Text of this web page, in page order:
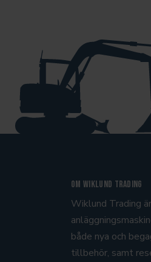
Om Wiklund Trading
Wiklund Trading
både nya och
tillbehör, samt